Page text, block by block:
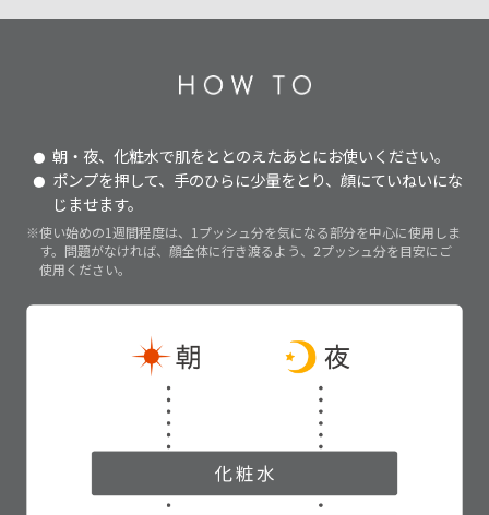
朝・夜、化粧水で肌をととのえたあとにお使いください。
ポンプを押して、手のひらに少量をとり、顔にていねいにな
じませます。
※使い始めの1週間程度は、1プッシュ分を気になる部分を中心に使用しま
す。問題がなければ、顔全体に行き渡るよう、2プッシュ分を目安にご
使用ください。